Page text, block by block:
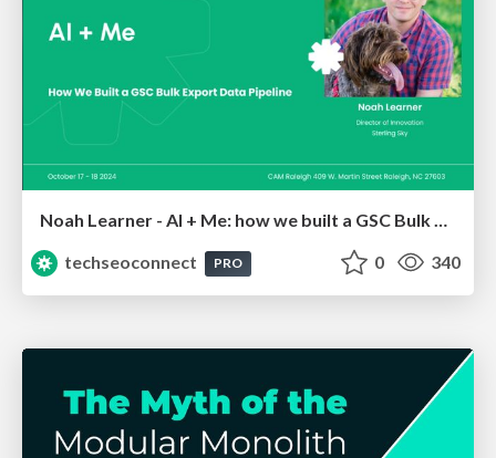
Noah Learner - AI + Me: how we built a GSC Bulk Export data pipeline
techseoconnect
PRO 0 340